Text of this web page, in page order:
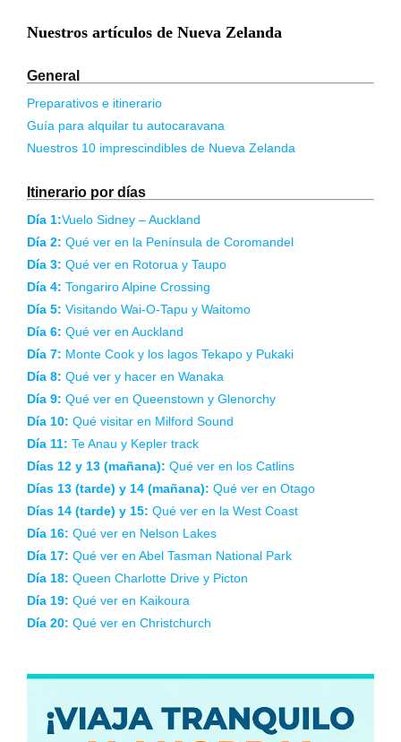
Nuestros artículos de Nueva Zelanda
General
Preparativos e itinerario
Nuestros 10 imprescindibles de Nueva Zelanda
Itinerario por días
Día 1: Vuelo Sidney – Auckland
Día 2: Qué ver en la Península de Coromandel
Día 3: Qué ver en Rotorua y Taupo
Día 4: Tongariro Alpine Crossing
Día 5: Visitando Wai-O-Tapu y Waitomo
Día 6: Qué ver en Auckland
Día 7: Monte Cook y los lagos Tekapo y Pukaki
Día 8:Qué ver y hacer en Wanaka
Día 9:Qué ver en Queenstown y Glenorchy
Día 10:Qué visitar en Milford Sound
Día 11:Te Anau y Kepler track
Días 12 y 13 (mañana):Qué ver en los Catlins
Días 13 (tarde) y 14 (mañana):Qué ver en Otago
Días 14 (tarde) y 15:Qué ver en la West Coast
Día 16: Qué ver en Nelson Lakes
Día 17: Qué ver en Abel Tasman National Park
Día 18: Queen Charlotte Drive y Picton
Día 20:Qué ver en Christchurch